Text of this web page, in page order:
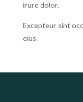
irure dolor.
Excepteur sint
eius.